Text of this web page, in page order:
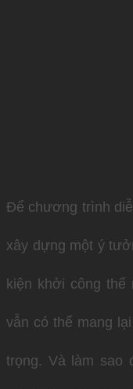
Để chương trình
xây dựng một ý
kiện khởi công thế
vẫn có thể mang
trọng. Và làm sao